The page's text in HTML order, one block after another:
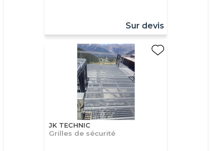
Sur devis
JK TECHNIC
Grilles de sécurité